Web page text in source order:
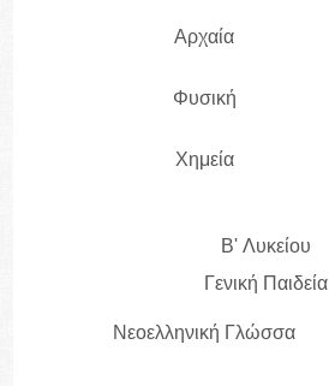
Αρχαία
Φυσική
Χημεία
B' Λυκείου
Γενική Παιδεία
Νεοελληνική Γλώσσα